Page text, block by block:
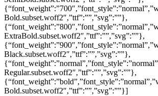
Bold.subset.woff2″,”ttf”:””,”svg”:””},
ExtraBold.subset.woff2″,”ttf”:””,”svg”:””},
Black.subset.woff2″,”ttf”:””,”svg”:””},
Regular.subset.woff2″,”ttf”:””,”svg”:””},
Bold.subset.woff2″,”ttf”:””,”svg”:””}]